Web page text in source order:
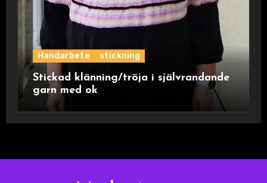
Handarbete stickning
Stickad klänning/tröja i självrandande
garn med ok